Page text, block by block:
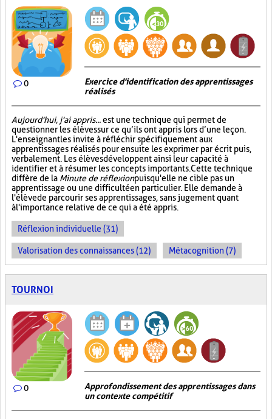
0
Exercice d'identification des apprentissages
réalisés
Aujourd'hui, j'ai appris...est une technique qui permet de
questionner les élèves sur ce qu’ils ont appris lors d’une leçon.
L'enseignant les invite à réfléchir spécifiquement aux
apprentissages réalisés pour ensuite les exprimer par écrit puis,
verbalement. Les élèves développent ainsi leur capacité à
identifier et à résumer les concepts importants. Cette technique
diffère de la Minute de réflexionpuisqu'elle ne cible pas un
apprentissage ou une difficulté en particulier. Elle demande à
l'élève de parcourir ses apprentissages, sans jugement quant
à l'importance relative de ce qui a été appris.
Réflexion individuelle (31)
Valorisation des connaissances (12) Métacognition (7)
TOURNOI
0
Approfondissement des apprentissages dans
un contexte compétitif